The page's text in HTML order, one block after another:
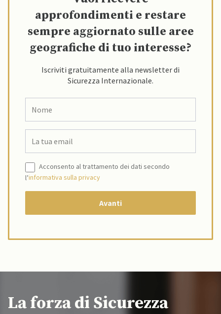
approfondimenti e restare
sempre aggiornato sulle aree
geografiche di tuo interesse?
Iscriviti gratuitamente alla newsletter di
Sicurezza Internazionale.
Acconsento al trattamento dei dati secondo
l’informativa sulla privacy
La forza di Sicurezza